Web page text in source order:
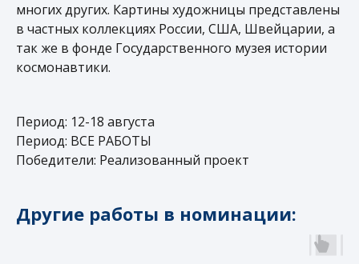
многих других. Картины художницы представлены
в частных коллекциях России, США, Швейцарии, а
так же в фонде Государственного музея истории
космонавтики.
Период: 12-18 августа
Период: ВСЕ РАБОТЫ
Победители: Реализованный проект
Другие работы в номинации:
+7 499 377 70 27